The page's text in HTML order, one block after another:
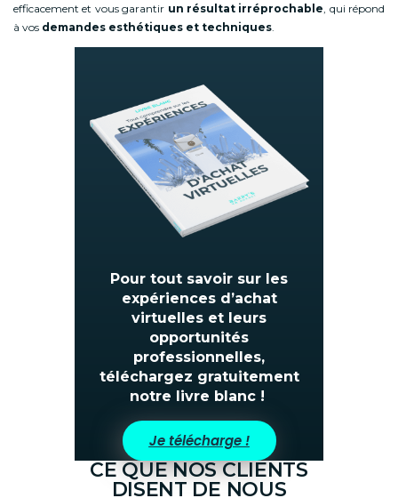
efficacement et vous garantir un résultat irréprochable , qui répond
à vos demandes esthétiques et techniques
Pour tout savoir sur les
expériences d’achat
virtuelles et leurs
opportunités
professionnelles,
téléchargez gratuitement
notre livre blanc !
Je télécharge !
CE QUE NOS CLIENTS
DISENT DE NOUS